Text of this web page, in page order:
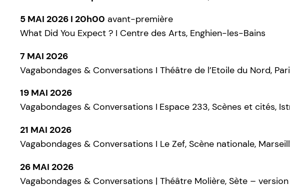
5 MAI 2026 I 20h00 avant-première
What Did You Expect ? I Centre des Arts, Enghien-les-Bains
7 MAI 2026
Vagabondages & Conversations I Théâtre de l’Etoile du Nord,
19 MAI 2026
Vagabondages & Conversations I Espace 233, Scènes et cités,
21 MAI 2026
Vagabondages & Conversations I Le Zef, Scène nationale,
26 MAI 2026
Vagabondages & Conversations | Théâtre Molière, Sète –